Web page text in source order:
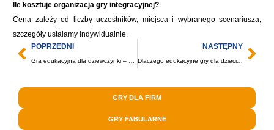
Ile kosztuje organizacja gry integracyjnej?
Cena zależy od liczby uczestników, miejsca i wybranego scenariusza,
szczegóły ustalamy indywidualnie.
Prev
POPRZEDNI
Gra edukacyjna dla dziewczynki – pomysły na mądrą zabawę
NASTĘPNY
Dlaczego edukacyjne gry dla dzieci to najlepszy sposób na naukę?
GRY DLA FIRM
GRY FABULARNE